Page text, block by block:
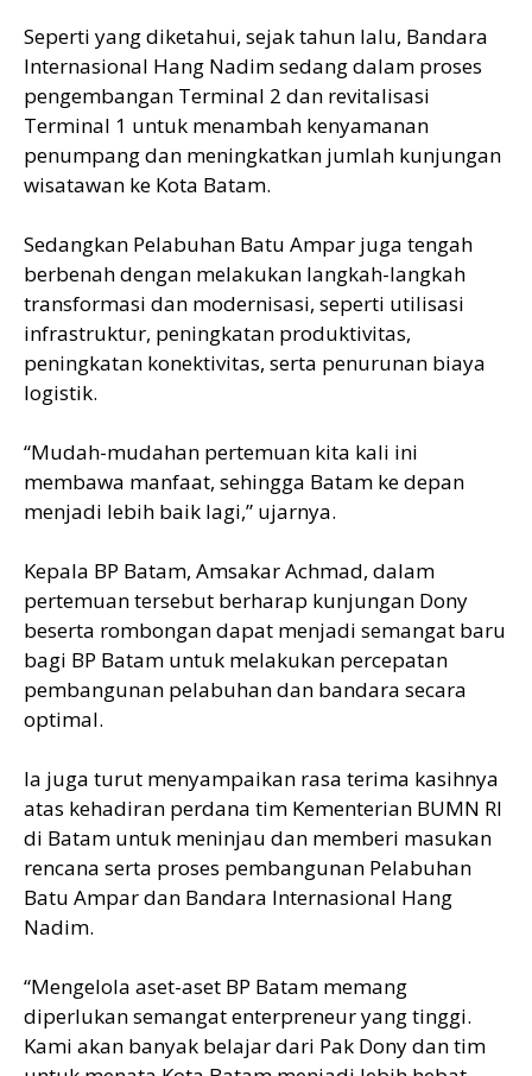
Seperti yang diketahui, sejak tahun lalu, Bandara
Internasional Hang Nadim sedang dalam proses
pengembangan Terminal 2 dan revitalisasi
Terminal 1 untuk menambah kenyamanan
penumpang dan meningkatkan jumlah kunjungan
wisatawan ke Kota Batam.
Sedangkan Pelabuhan Batu Ampar juga tengah
berbenah dengan melakukan langkah-langkah
transformasi dan modernisasi, seperti utilisasi
infrastruktur, peningkatan produktivitas,
peningkatan konektivitas, serta penurunan biaya
logistik.
“Mudah-mudahan pertemuan kita kali ini
membawa manfaat, sehingga Batam ke depan
menjadi lebih baik lagi,” ujarnya.
Kepala BP Batam, Amsakar Achmad, dalam
pertemuan tersebut berharap kunjungan Dony
beserta rombongan dapat menjadi semangat baru
bagi BP Batam untuk melakukan percepatan
pembangunan pelabuhan dan bandara secara
optimal.
Ia juga turut menyampaikan rasa terima kasihnya
atas kehadiran perdana tim Kementerian BUMN RI
di Batam untuk meninjau dan memberi masukan
rencana serta proses pembangunan Pelabuhan
Batu Ampar dan Bandara Internasional Hang
Nadim.
“Mengelola aset-aset BP Batam memang
diperlukan semangat enterpreneur yang tinggi.
Kami akan banyak belajar dari Pak Dony dan tim